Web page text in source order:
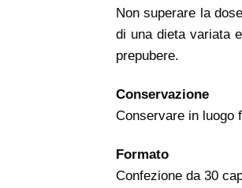
Non superare la
di una dieta variata
prepubere.
Conservazione
Conservare in luogo
Formato
Confezione da 30